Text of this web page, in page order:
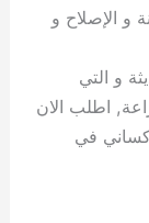
و الإصلاح و
و التي
اطلب الان
في